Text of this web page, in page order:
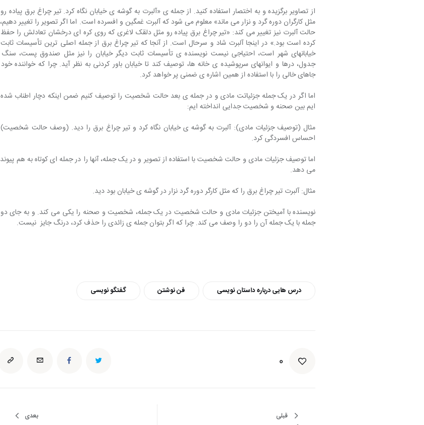
از تصاویر برگزیده و به اختصار استفاده کنید. از جمله ی «آلبرت به گوشه ی خیابان نگاه کرد. تیر چراغ برق پیاده رو
مثل کارگران دوره گرد و نزار می ماند» معلوم می شود که آلبرت غمگین و افسرده است. اما اگر تصویر را تغییر دهیم،
حالت آلبرت نیز تغییر می کند: «تیر چراغ برق پیاده رو مثل دلقک لاغری که روی کره ای درخشان تعادلش را حفظ
کرده است بود.» در اینجا آلبرت شاد و سرحال است. از آنجا که تیر چراغ برق از جمله اصلی ترین تأسیسات ثابت
خیابانهای شهر است، احتیاجی نیست نویسنده ی تأسیسات ثابت دیگر خیابان را نیز مثل صندوق پست، سنگ
جدول، درها و ایوانهای سرپوشیده ی خانه ها، توصیف کند تا خیابان باور کردنی به نظر آید. چرا که خواننده خود
جاهای خالی را با استفاده از همین اشاره ی ضمنی پر خواهد کرد.
اما اگر در یک جمله جزئیاتت مادی و در جمله ی بعد حالت شخصیت را توصیف کنیم ضمن اینکه دچار اطناب شده
ایم بین صحنه و شخصیت جدایی انداخته ایم:
مثال (توصیف جزئیات مادی): آلبرت به گوشه ی خیابان نگاه کرد و تیر چراغ برق را دید. (وصف حالت شخصیت)
احساس افسردگی کرد.
اما توصیف جزئیات مادی و حالت شخصیت با استفاده از تصویر و در یک جمله، آنها را در جمله ای کوتاه به هم پیوند
می دهد.
مثال: آلبرت تیر چراغ برق را که مثل کارگر دوره گرد نزار در گوشه ی خیابان بود دید.
نویسنده با آمیختن جزئیات مادی و حالت شخصیت در یک جمله، شخصیت و صحنه را یکی می کند. و به جای دو
جمله با یک جمله آن را دو را وصف می کند. چرا که اگر بتوان جمله ی زائدی را حذف کرد، درنگ جایز  نیست.
درس هایی درباره داستان نویسی فن نوشتن گفتگو نویسی
0
راهبری
قبلی بعدی